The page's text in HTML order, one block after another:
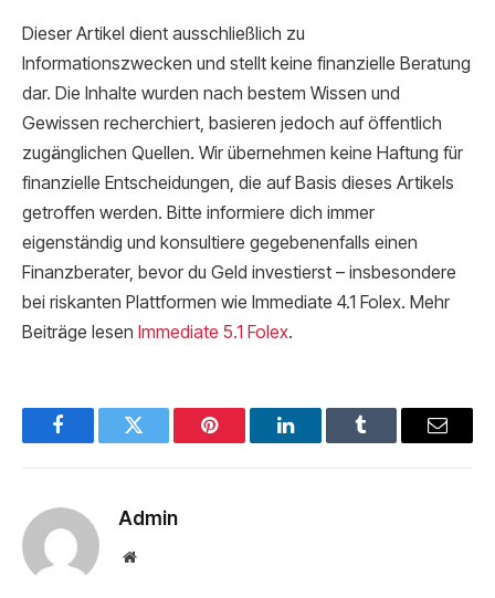
Dieser Artikel dient ausschließlich zu
Informationszwecken und stellt keine finanzielle Beratung
dar. Die Inhalte wurden nach bestem Wissen und
Gewissen recherchiert, basieren jedoch auf öffentlich
zugänglichen Quellen. Wir übernehmen keine Haftung für
finanzielle Entscheidungen, die auf Basis dieses Artikels
getroffen werden. Bitte informiere dich immer
eigenständig und konsultiere gegebenenfalls einen
Finanzberater, bevor du Geld investierst – insbesondere
bei riskanten Plattformen wie Immediate 4.1 Folex. Mehr
Beiträge lesen Immediate 5.1 Folex.
FacebookTwitter Pinterest LinkedInTumblr Email
Admin
Website